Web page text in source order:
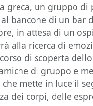
greca, un gruppo di
bancone di un bar
in attesa di un
alla ricerca di
di scoperta
di gruppo e
che mette in luce il
dei corpi, delle